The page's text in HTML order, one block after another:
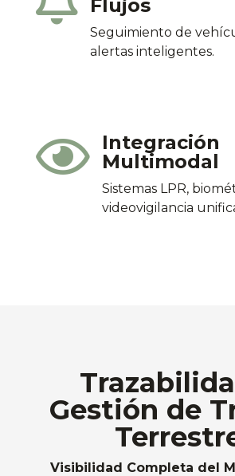
Flujos
Seguimiento de
alertas inteligentes.
 Integración
Multimodal
Sistemas LPR,
videovigilancia
Gestión de
Visibilidad Completa del